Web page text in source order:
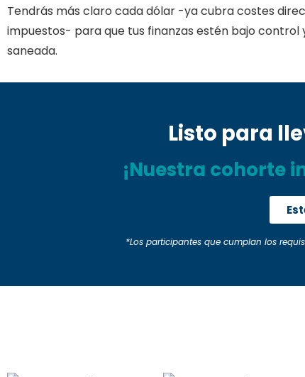
Tendrás más claro cada dólar -ya cubra costes
impuestos- para que tus finanzas estén bajo
saneada.
Listo para
¡Nuestra cohorte
*Los participantes que cumplan los